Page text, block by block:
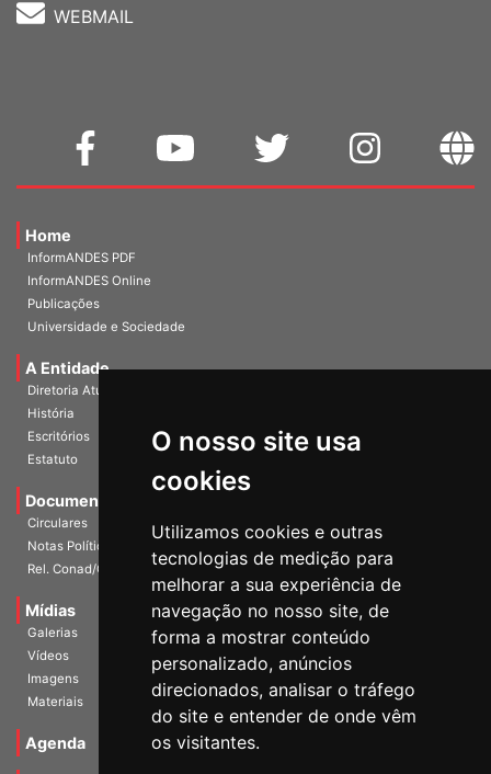
O nosso site usa
cookies
Utilizamos cookies e outras
tecnologias de medição para
melhorar a sua experiência de
navegação no nosso site, de
forma a mostrar conteúdo
personalizado, anúncios
direcionados, analisar o tráfego
do site e entender de onde vêm
os visitantes.
WEBMAIL
Home
InformANDES PDF
InformANDES Online
Publicações
Universidade e Sociedade
A Entidade
Diretoria Atual
História
Escritórios
Estatuto
Documentos
Circulares
Notas Políticas
Rel. Conad/Congresso
Mídias
Galerias
Vídeos
Imagens
Materiais
Agenda